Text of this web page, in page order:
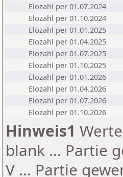
Elozahl per 01.07.2024
Elozahl per 01.10.2024
Elozahl per 01.01.2025
Elozahl per 01.04.2025
Elozahl per 01.07.2025
Elozahl per 01.10.2025
Elozahl per 01.01.2026
Elozahl per 01.04.2026
Elozahl per 01.07.2026
Elozahl per 01.10.2026
Hinweis1
blank ... Partie
V ... Partie